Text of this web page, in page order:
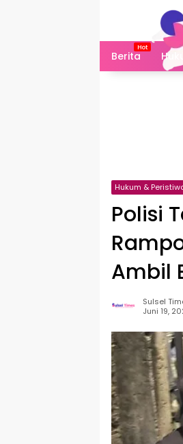
Berita
Hukum &
Polisi
Ambil
Sulsel
Juni 19,